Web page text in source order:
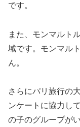
です。
また、モンマルト
域です。モンマル
ん。
さらにパリ旅行の
ンケートに協力し
の子のグループがい